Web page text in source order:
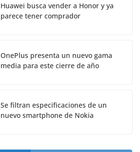
Huawei busca vender a Honor y ya
parece tener comprador
OnePlus presenta un nuevo gama
media para este cierre de año
Se filtran especificaciones de un
nuevo smartphone de Nokia